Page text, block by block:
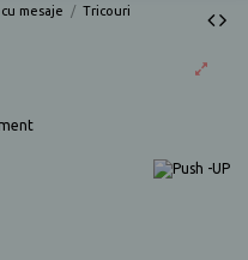
mesaje
Tricouri